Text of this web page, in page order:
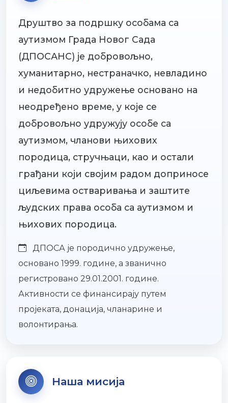
Друштво за подршку особама са
аутизмом Града Новог Сада
(ДПОСАНС) је добровољно,
хуманитарно, нестраначко, невладино
и недобитно удружење основано на
неодређено време, у које се
добровољно удружују особе са
аутизмом, чланови њихових
породица, стручњаци, као и остали
грађани који својим радом доприносе
циљевима остваривања и заштите
људских права особа са аутизмом и
њихових породица.
ДПОСА је породично удружење,
основано 1999. године, а званично
регистровано 29.01.2001. године.
Активности се финансирају путем
пројеката, донација, чланарине и
волонтирања.
Наша мисија